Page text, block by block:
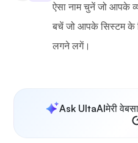
ऐसा नाम चुनें जो आपके
बचें जो आपके सिस्टम के
लगने लगें।
Ask UltaAIमेरी